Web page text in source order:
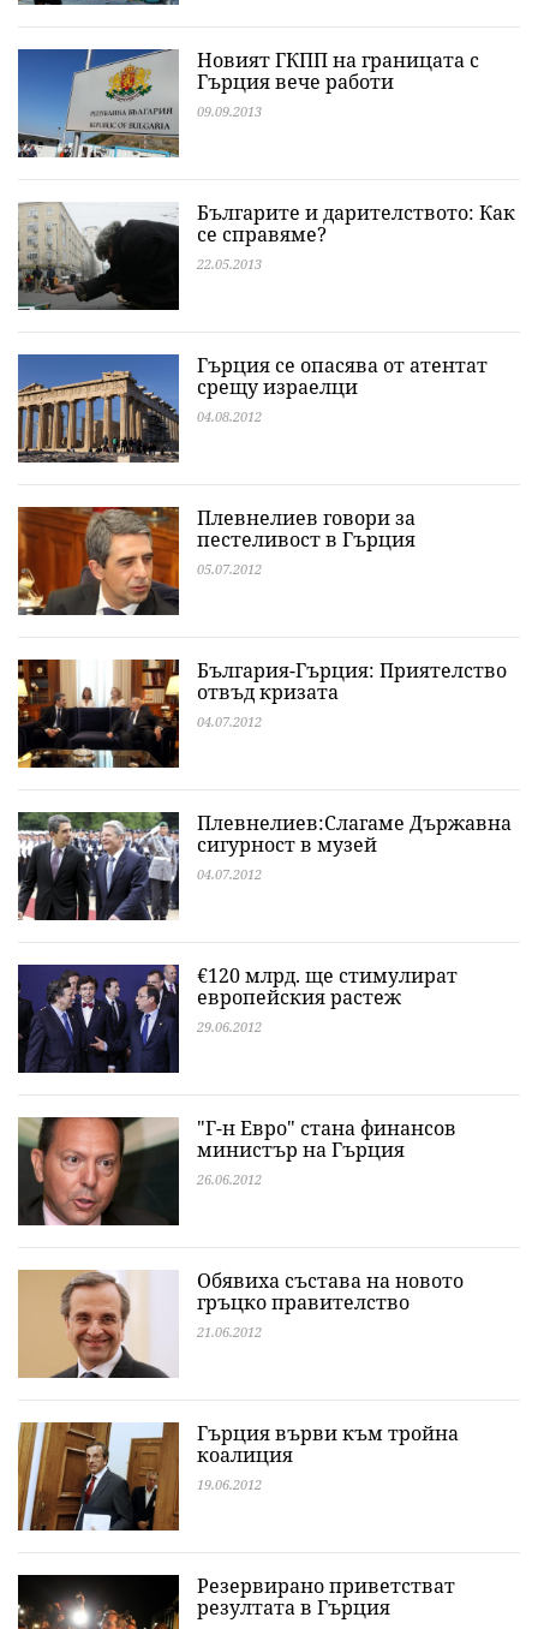
Новият ГКПП на границата с
Гърция вече работи
09.09.2013
Българите и дарителството: Как
се справяме?
22.05.2013
Гърция се опасява от атентат
срещу израелци
04.08.2012
Плевнелиев говори за
пестеливост в Гърция
05.07.2012
България-Гърция: Приятелство
отвъд кризата
04.07.2012
Плевнелиев:Слагаме Държавна
сигурност в музей
04.07.2012
€120 млрд. ще стимулират
европейския растеж
29.06.2012
"Г-н Евро" стана финансов
министър на Гърция
26.06.2012
Обявиха състава на новото
гръцко правителство
21.06.2012
Гърция върви към тройна
коалиция
19.06.2012
Резервирано приветстват
резултата в Гърция